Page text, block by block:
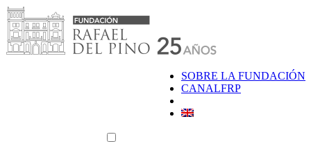
Saltar
al
contenido
SOBRE LA FUNDACIÓN
CANALFRP